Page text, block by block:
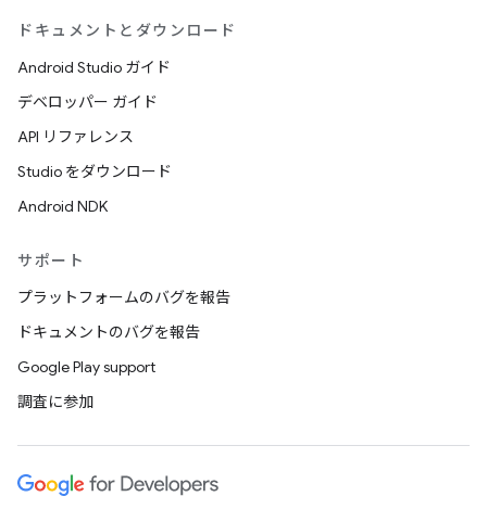
ドキュメントとダウンロード
Android Studio ガイド
デベロッパー ガイド
API リファレンス
Studio をダウンロード
Android NDK
サポート
プラットフォームのバグを報告
ドキュメントのバグを報告
Google Play support
調査に参加